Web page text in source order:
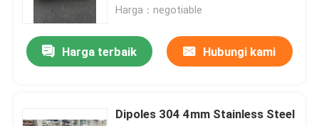
Lembaran Baja Tahan Karat 316L
Gulungan Baja Tahan Karat
Pipa Bulat Stainless Steel
Harga：negotiable
Harga terbaik Hubungi kami
Dipoles 304 4mm Stainless Steel